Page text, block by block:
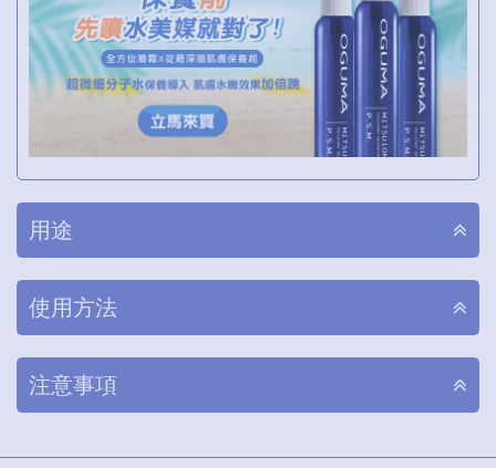
用途
使用方法
注意事項